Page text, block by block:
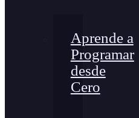
Aprende a
Programar
desde
Cero